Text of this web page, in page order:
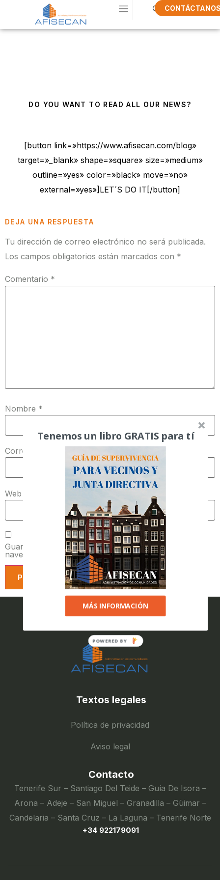
DO YOU WANT TO READ ALL OUR NEWS?
[button link=»https://www.afisecan.com/blog»
target=»_blank» shape=»square» size=»medium»
outline=»yes» color=»black» move=»no»
external=»yes»]LET´S DO IT[/button]
DEJA UNA RESPUESTA
Tu dirección de correo electrónico no será publicada.
Los campos obligatorios están marcados con *
Comentario *
Nombre *
Correo electrónico
Web
Guarda mi nombre, correo electrónico y web en este
navegador para la próxima vez que comente.
Textos legales
Política de privacidad
Aviso legal
Contacto
Tenerife Sur – Santiago Del Teide – Guía De Isora –
Arona – Adeje – San Miguel – Granadilla – Güimar –
Candelaria – Santa Cruz – La Laguna – Tenerife Norte
+34 922179091
Tenemos un libro GRATIS para tí
MÁS INFORMACIÓN
POWERED BY